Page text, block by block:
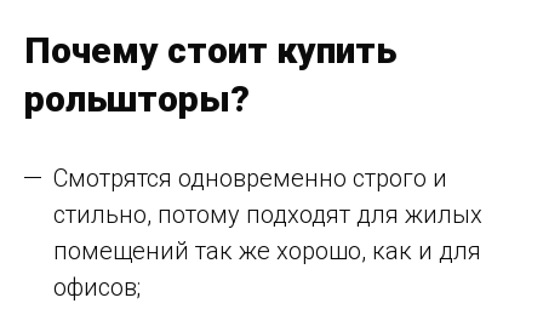
Почему стоит купить
рольшторы?
Смотрятся одновременно строго и
стильно, потому подходят для жилых
помещений так же хорошо, как и для
офисов;